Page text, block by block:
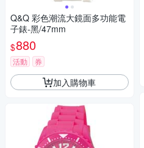
Q&Q 彩色潮流大鏡面多功能電
子錶-黑/47mm
$880
活動 券
加入購物車